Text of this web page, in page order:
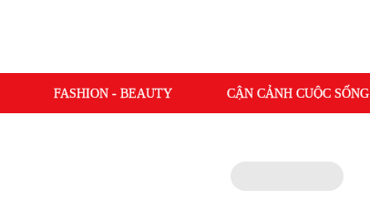
FASHION - BEAUTY CẬN CẢNH CUỘC SỐNG